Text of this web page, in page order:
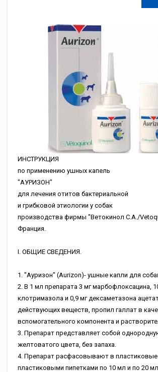
ИНСТРУКЦИЯ
по применению ушных капель
"АУРИЗОН"
для лечения отитов бактериальной
и грибковой этиологии у собак
производства фирмы "Ветокинол С.А./
Франция.
I. ОБЩИЕ СВЕДЕНИЯ.
1. "Ауризон" (Aurizon)- ушные капли для
2. В 1 мл препарата 3 мг марбофлоксацина,
клотримазола и 0,9 мг дексаметазона
действующих веществ, пропил галлат в
вспомогательного компонента и
3. Препарат представляет собой
желтоватого цвета, без запаха.
4. Препарат расфасовывают в
пластиковыми пипетками по 10 мл и по 20